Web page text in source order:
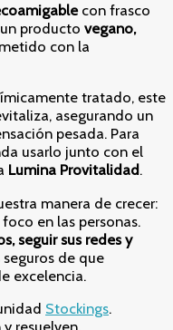
con frasco
producto vegano,
con la
tratado, este
asegurando un
pesada. Para
usarlo junto con el
Lumina Provitalidad.
manera de crecer:
en las personas.
seguir sus redes y
seguros de que
excelencia.
Stockings.